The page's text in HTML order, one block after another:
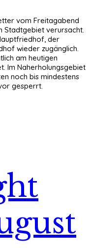
vom Freitagabend
Stadtgebiet verursacht.
der
wieder zugänglich.
am heutigen
Im Naherholungsgebiet
noch bis mindestens
gesperrt.